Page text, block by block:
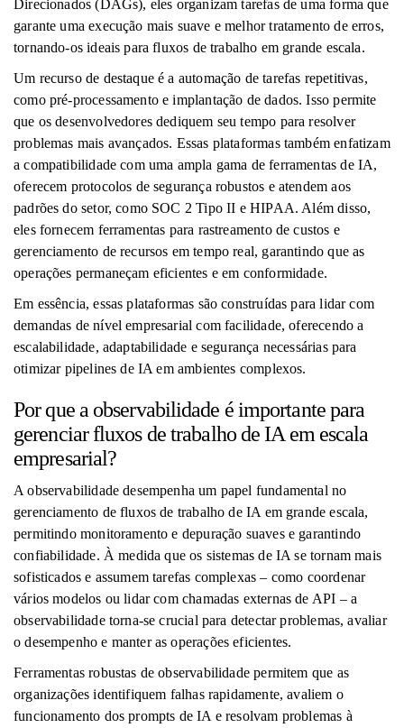
Direcionados (DAGs), eles organizam tarefas de uma forma que
garante uma execução mais suave e melhor tratamento de erros,
tornando-os ideais para fluxos de trabalho em grande escala.
Um recurso de destaque é a automação de tarefas repetitivas,
como pré-processamento e implantação de dados. Isso permite
que os desenvolvedores dediquem seu tempo para resolver
problemas mais avançados. Essas plataformas também enfatizam
a compatibilidade com uma ampla gama de ferramentas de IA,
oferecem protocolos de segurança robustos e atendem aos
padrões do setor, como SOC 2 Tipo II e HIPAA. Além disso,
eles fornecem ferramentas para rastreamento de custos e
gerenciamento de recursos em tempo real, garantindo que as
operações permaneçam eficientes e em conformidade.
Em essência, essas plataformas são construídas para lidar com
demandas de nível empresarial com facilidade, oferecendo a
escalabilidade, adaptabilidade e segurança necessárias para
otimizar pipelines de IA em ambientes complexos.
Por que a observabilidade é importante para
gerenciar fluxos de trabalho de IA em escala
empresarial?
A observabilidade desempenha um papel fundamental no
gerenciamento de fluxos de trabalho de IA em grande escala,
permitindo monitoramento e depuração suaves e garantindo
confiabilidade. À medida que os sistemas de IA se tornam mais
sofisticados e assumem tarefas complexas – como coordenar
vários modelos ou lidar com chamadas externas de API – a
observabilidade torna-se crucial para detectar problemas, avaliar
o desempenho e manter as operações eficientes.
Ferramentas robustas de observabilidade permitem que as
organizações identifiquem falhas rapidamente, avaliem o
funcionamento dos prompts de IA e resolvam problemas à